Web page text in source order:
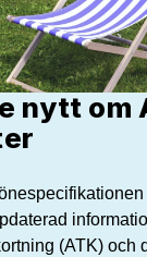
nytt om
(ATK) och